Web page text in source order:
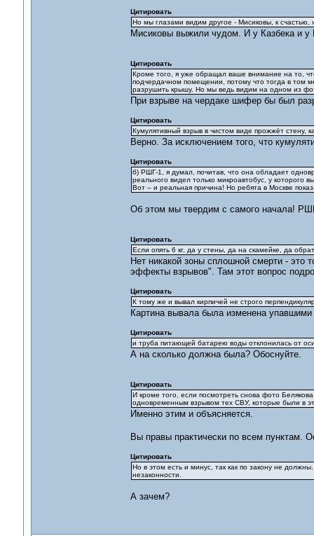
Цитировать
Но мы глазами видим другое - Мисиковы, к счастью,
Мисиковы выжили чудом. И у Казбека и
Цитировать
Кроме того, я уже обращал ваше внимание на то,
подчердачном помещении, потому что тогда в том
разрушить крышу. Но мы ведь видим на одном из
При взрыве на чердаке шифер бы был
Цитировать
Кумулятивный взрыв в чистом виде прожжёт стену,
Верно. За исключением того, что
Цитировать
б) РШГ-1, я думал, почитав, что она обладает
реального видел только микроавтобус, у которого
Вот – и реальная причина! Но ребята в Москве
Об этом мы твердим с самого начала!
Цитировать
Если опять 6 кг, да у стены, да на скамейке, да
Нет никакой зоны сплошной смерти -
эффекты взрывов". Там этот вопрос
Цитировать
К тому же и вывал кирпичей не строго
Картина вывала была изменена упавшими
Цитировать
и труба питающей батарею воды отклонилась от
А на сколько должна была? Обоснуйте.
Цитировать
И кроме того, если посмотреть снова фото
одновременным взрывом тех СВУ, которые были в
Именно этим и объясняется.
Вы правы практически по всем пунктам.
Цитировать
Но в этом есть и минус, так как по закону не
незаконности.
А зачем?